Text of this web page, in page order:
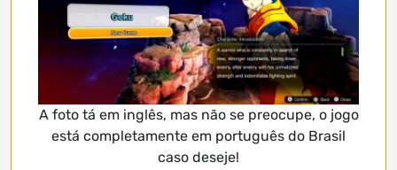
A foto tá em inglês, mas não se preocupe, o jogo
está completamente em português do Brasil
caso deseje!